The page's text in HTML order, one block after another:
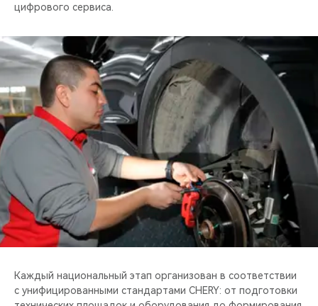
цифрового сервиса.
Каждый национальный этап организован в соответствии
с унифицированными стандартами CHERY: от подготовки